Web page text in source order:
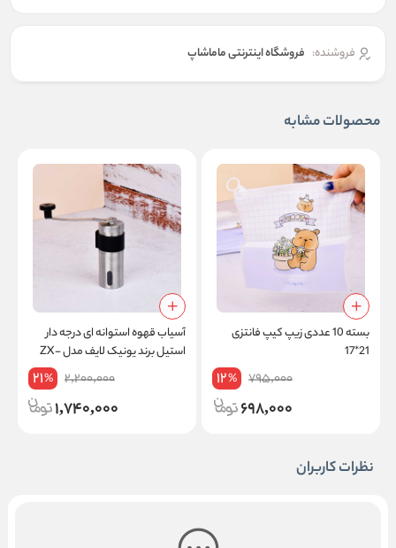
فروشنده: فروشگاه اینترنتی ماماشاپ
محصولات مشابه
بسته 10 عددی زیپ کیپ فانتزی
21*17
795,000
12%
698,000
آسیاب قهوه استوانه ای درجه دار
استیل برند یونیک لایف مدل ZX-
2,200,000
21%
1,740,000
نظرات کاربران